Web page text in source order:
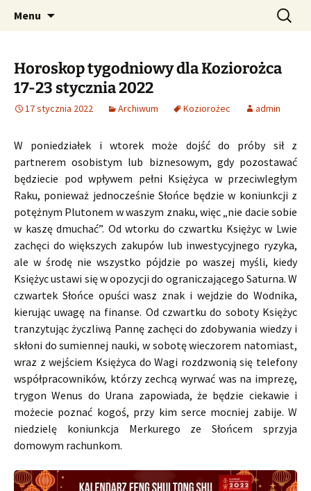
CzaroMarowy horoskop
dzienny, miesięczny i
tygodniowy
Profesjonalne przepowiednie astrologiczne
Menu Szukaj:
Horoskop tygodniowy dla Koziorożca
17-23 stycznia 2022
17 stycznia 2022 Archiwum Koziorożec admin
W poniedziałek i wtorek może dojść do próby sił z
partnerem osobistym lub biznesowym, gdy pozostawać
będziecie pod wpływem pełni Księżyca w przeciwległym
Raku, ponieważ jednocześnie Słońce będzie w koniunkcji z
potężnym Plutonem w waszym znaku, więc „nie dacie sobie
w kaszę dmuchać”. Od wtorku do czwartku Księżyc w Lwie
zachęci do większych zakupów lub inwestycyjnego ryzyka,
ale w środę nie wszystko pójdzie po waszej myśli, kiedy
Księżyc ustawi się w opozycji do ograniczającego Saturna. W
czwartek Słońce opuści wasz znak i wejdzie do Wodnika,
kierując uwagę na finanse. Od czwartku do soboty Księżyc
tranzytując życzliwą Pannę zachęci do zdobywania wiedzy i
skłoni do sumiennej nauki, w sobotę wieczorem natomiast,
wraz z wejściem Księżyca do Wagi rozdzwonią się telefony
współpracowników, którzy zechcą wyrwać was na imprezę,
trygon Wenus do Urana zapowiada, że będzie ciekawie i
możecie poznać kogoś, przy kim serce mocniej zabije. W
niedzielę koniunkcja Merkurego ze Słońcem sprzyja
domowym rachunkom.